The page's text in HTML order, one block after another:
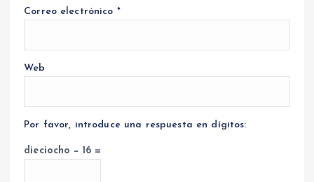
Correo electrónico *
Web
Por favor, introduce una respuesta en dígitos:
dieciocho − 16 =